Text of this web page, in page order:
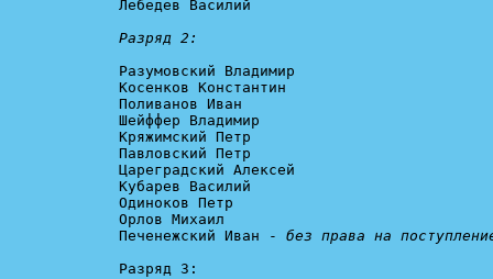
Лебедев Василий
Разряд 2:
Разумовский Владимир
Косенков Константин
Поливанов Иван
Шейффер Владимир
Кряжимский Петр
Павловский Петр
Цареградский Алексей
Кубарев Василий
Одиноков Петр
Орлов Михаил
Печенежский Иван - без права на
Разряд 3: